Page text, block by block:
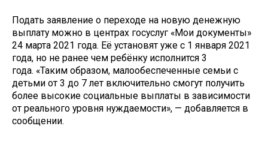
Подать заявление о переходе на новую денежную
выплату можно в центрах госуслуг «Мои документы»
24 марта 2021 года. Её установят уже с 1 января 2021
года, но не ранее чем ребёнку исполнится 3
года. «Таким образом, малообеспеченные семьи с
детьми от 3 до 7 лет включительно смогут получить
более высокие социальные выплаты в зависимости
от реального уровня нуждаемости», — добавляется в
сообщении.